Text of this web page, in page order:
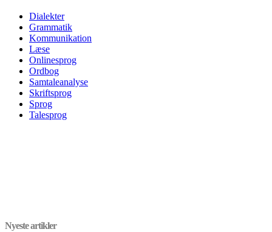
Dialekter
Grammatik
Kommunikation
Læse
Onlinesprog
Ordbog
Samtaleanalyse
Skriftsprog
Sprog
Talesprog
Nyeste artikler